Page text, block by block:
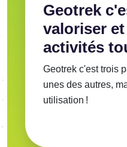
Geotrek
valoriser
activités
Geotrek c'est trois
unes des autres,
utilisation !